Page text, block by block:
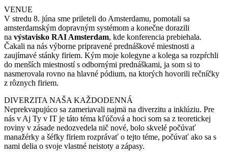
VENUE
V stredu 8. júna sme prileteli do Amsterdamu, pomotali sa
amsterdamským dopravným systémom a konečne dorazili
na výstavisko RAI Amsterdam, kde konferencia prebiehala.
Čakali na nás výborne pripravené prednáškové miestnosti a
zaujímavé stánky firiem. Kým moje kolegyne a kolega sa rozpŕchli
do menších miestností s odbornými prednáškami, ja som si to
nasmerovala rovno na hlavné pódium, na ktorých hovorili rečníčky
z rôznych firiem.
DIVERZITA NAŠA KAŽDODENNÁ
Neprekvapujúco sa zameriavali najmä na diverzitu a inklúziu. Pre
nás v Aj Ty v IT je táto téma kľúčová a hoci som sa z teoretickej
roviny v zásade nedozvedela nič nové, bolo skvelé počúvať
manažérky a šéfky firiem rozprávať o tejto téme, počúvať ako sa s
nami delia o svoje vlastné neistoty a zápasy.